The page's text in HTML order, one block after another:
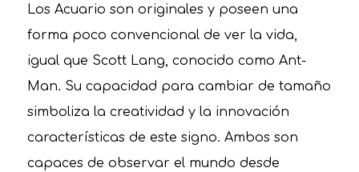
Los Acuario son originales y poseen una
forma poco convencional de ver la vida,
igual que Scott Lang, conocido como Ant-
Man. Su capacidad para cambiar de tamaño
simboliza la creatividad y la innovación
características de este signo. Ambos son
capaces de observar el mundo desde